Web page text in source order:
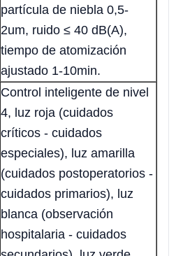
partícula de niebla 0,5-
2um, ruido ≤ 40 dB(A),
tiempo de atomización
ajustado 1-10min.
Control inteligente de nivel
4, luz roja (cuidados
críticos - cuidados
especiales), luz amarilla
(cuidados postoperatorios -
cuidados primarios), luz
blanca (observación
hospitalaria - cuidados